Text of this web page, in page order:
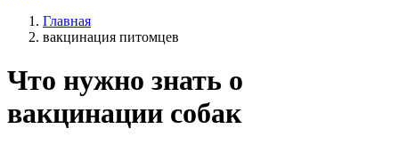
Главная
вакцинация питомцев
Что нужно знать о
вакцинации собак